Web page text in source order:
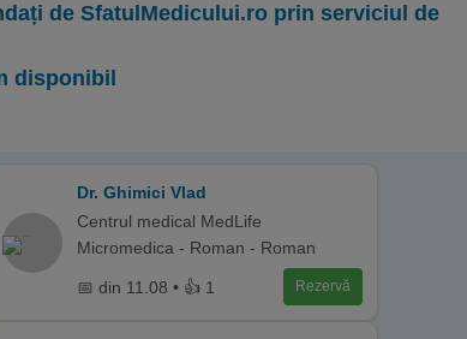
de SfatulMedicului.ro prin serviciul de
disponibil
Dr. Ghimici Vlad
Centrul medical MedLife
Micromedica - Roman - Roman
📅 din 11.08 • 👍 1 Rezervă